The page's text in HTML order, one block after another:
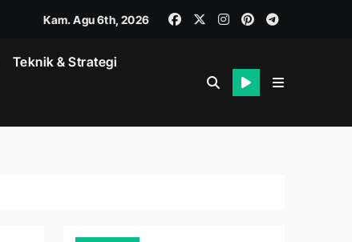
Kam. Agu 6th, 2026
Teknik & Strategi